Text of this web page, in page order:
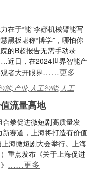
在于“能”李娜机械臂能写
黑板堪称“博学”，哪怕你
的B超报告无需手动录
近日，在2024世界智能产
者大开眼界……更多
能,产业,人工智能,人工
流量高地
合拳促进微短剧高质量发
赛道，上海将打造有价值
海微短剧大会举行。上海
重点发布《关于上海促进
……更多